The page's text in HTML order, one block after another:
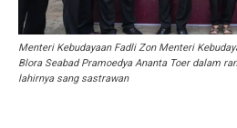
Menteri Kebudayaan Fadli Zon Menteri
Blora Seabad Pramoedya Ananta Toer dalam
lahirnya sang sastrawan